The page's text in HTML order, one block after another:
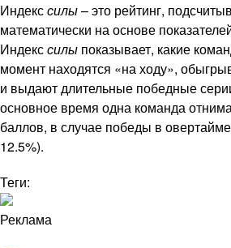
Индекссилы– это рейтинг,
математически на основе
Индекссилы показывает, какие
момент находятся «на ходу»,
и выдают длительные победные
основное время одна команда
баллов, в случае победы в
12.5%).
Теги:
Реклама